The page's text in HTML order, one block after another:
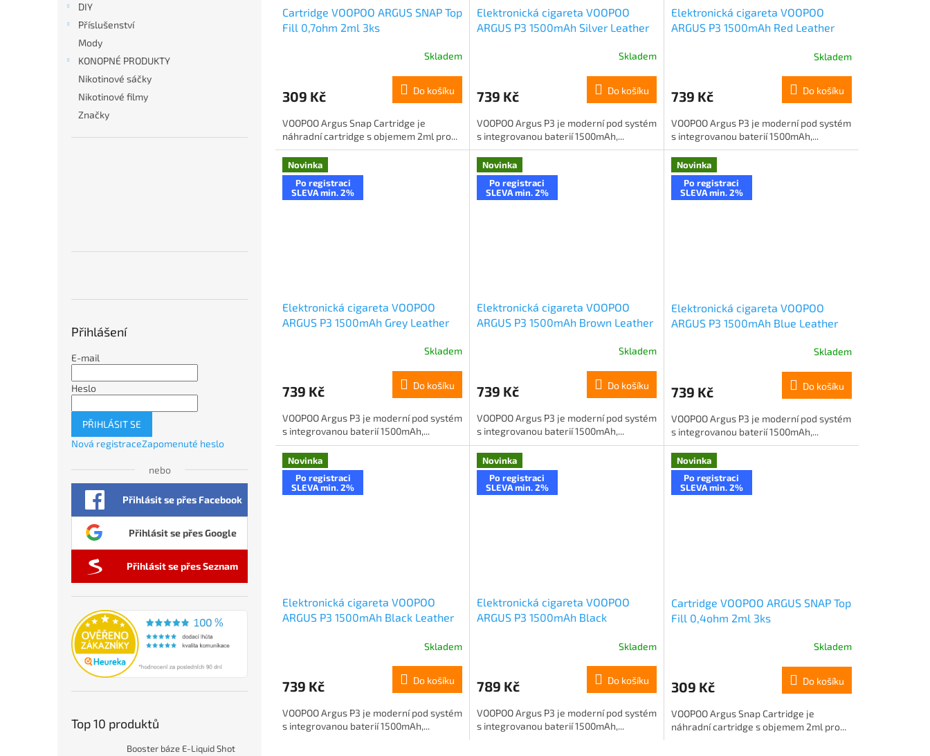
DIY
Příslušenství
Mody
KONOPNÉ PRODUKTY
Nikotinové sáčky
Nikotinové filmy
Značky
Přihlášení
E-mail
Heslo
PŘIHLÁSIT SE
Nová registraceZapomenuté heslo
nebo
Přihlásit se přes Facebook
Přihlásit se přes Google
Přihlásit se přes Seznam
Top 10 produktů
Booster báze E-Liquid Shot
Cartridge VOOPOO ARGUS SNAP Top
Fill 0,7ohm 2ml 3ks
Skladem
309 Kč Do košíku
VOOPOO Argus Snap Cartridge je
náhradní cartridge s objemem 2ml pro...
Elektronická cigareta VOOPOO
ARGUS P3 1500mAh Silver Leather
Skladem
739 Kč Do košíku
VOOPOO Argus P3 je moderní pod systém
s integrovanou baterií 1500mAh,...
Elektronická cigareta VOOPOO
ARGUS P3 1500mAh Red Leather
Skladem
739 Kč Do košíku
VOOPOO Argus P3 je moderní pod systém
s integrovanou baterií 1500mAh,...
Novinka
Po registraci
SLEVA min. 2%
Elektronická cigareta VOOPOO
ARGUS P3 1500mAh Grey Leather
Skladem
739 Kč Do košíku
VOOPOO Argus P3 je moderní pod systém
s integrovanou baterií 1500mAh,...
Novinka
Po registraci
SLEVA min. 2%
Elektronická cigareta VOOPOO
ARGUS P3 1500mAh Brown Leather
Skladem
739 Kč Do košíku
VOOPOO Argus P3 je moderní pod systém
s integrovanou baterií 1500mAh,...
Novinka
Po registraci
SLEVA min. 2%
Elektronická cigareta VOOPOO
ARGUS P3 1500mAh Blue Leather
Skladem
739 Kč Do košíku
VOOPOO Argus P3 je moderní pod systém
s integrovanou baterií 1500mAh,...
Novinka
Po registraci
SLEVA min. 2%
Elektronická cigareta VOOPOO
ARGUS P3 1500mAh Black Leather
Skladem
739 Kč Do košíku
VOOPOO Argus P3 je moderní pod systém
s integrovanou baterií 1500mAh,...
Novinka
Po registraci
SLEVA min. 2%
Elektronická cigareta VOOPOO
ARGUS P3 1500mAh Black
Skladem
789 Kč Do košíku
VOOPOO Argus P3 je moderní pod systém
s integrovanou baterií 1500mAh,...
Novinka
Po registraci
SLEVA min. 2%
Cartridge VOOPOO ARGUS SNAP Top
Fill 0,4ohm 2ml 3ks
Skladem
309 Kč Do košíku
VOOPOO Argus Snap Cartridge je
náhradní cartridge s objemem 2ml pro...